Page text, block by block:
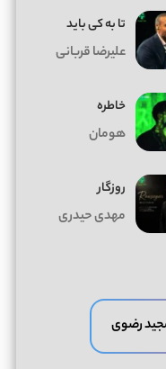
تا به کی باید
علیرضا قربانی
خاطره
هومان
روزگار
مهدی حیدری
رضوی